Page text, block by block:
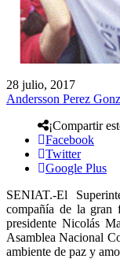
28 julio, 2017
Andersson Perez
¡Compartir
Facebook
Twitter
Google Plus
SENIAT.-El
compañía de la gran
presidente Nicolás
Asamblea Nacional
ambiente de paz y